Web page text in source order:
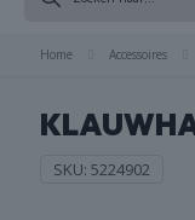
Home Accessoires
SKU: 5224902
ZAAGBLADEN
KOMSCHIJVEN